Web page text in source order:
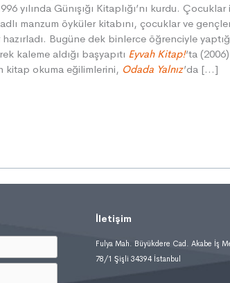
yılında Günışığı Kitaplığı’nı kurdu.
manzum öyküler kitabını, çocuklar ve
Bugüne dek binlerce öğrenciyle
kaleme aldığı başyapıtı Eyvah Kitap!‘ta (2006)
kitap okuma eğilimlerini, Odada Yalnız’da […]
İletişim
Fulya Mah. Büyükdere Cad. Akabe İş
78/1 Şişli 34394 İstanbul